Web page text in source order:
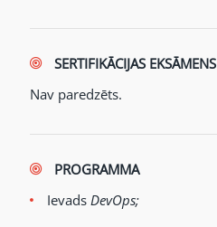
SERTIFIKĀCIJAS EKSĀMENS
Nav paredzēts.
PROGRAMMA
Ievads DevOps;